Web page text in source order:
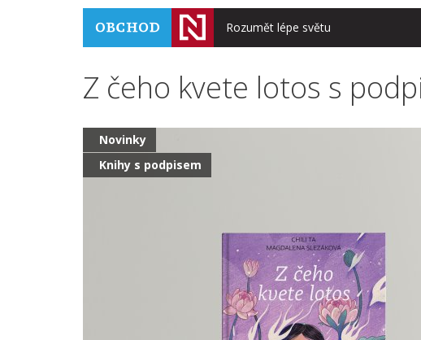
Rozumět lépe světu
Z čeho kvete lotos s
Novinky
Knihy s podpisem